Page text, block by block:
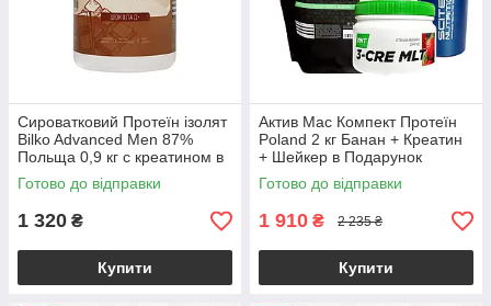
Сироватковий Протеїн ізолят
Bilko Advanced Men 87%
Польща 0,9 кг с креатином в
складі Шоколад
Готово до відправки
1 320 ₴
Купити
Актив Мас Компект Протеїн
Poland 2 кг Банан + Креатин
+ Шейкер в Подарунок
Готово до відправки
1 910 ₴ 2 235 ₴
Купити